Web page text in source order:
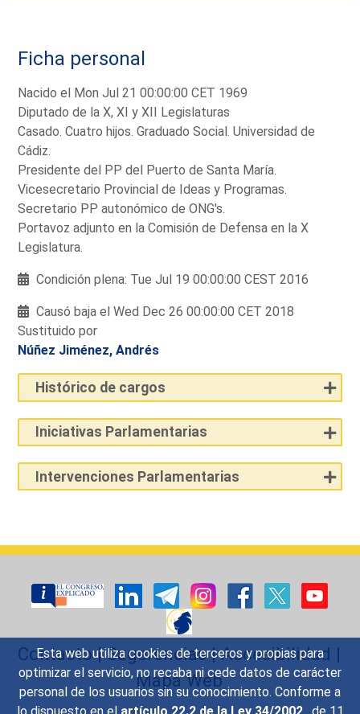
Esta web utiliza cookies de terceros y propias para
optimizar el servicio, no recaba ni cede datos de carácter
personal de los usuarios sin su conocimiento. Conforme a
Ficha personal
Nacido el Mon Jul 21 00:00:00 CET 1969
Diputado de la X, XI y XII Legislaturas
Casado. Cuatro hijos. Graduado Social. Universidad de
Cádiz.
Presidente del PP del Puerto de Santa María.
Vicesecretario Provincial de Ideas y Programas.
Secretario PP autonómico de ONG's.
Portavoz adjunto en la Comisión de Defensa en la X
Legislatura.
Condición plena: Tue Jul 19 00:00:00 CEST 2016
Causó baja el Wed Dec 26 00:00:00 CET 2018
Sustituido por
Núñez Jiménez, Andrés
Histórico de cargos
Iniciativas Parlamentarias
Intervenciones Parlamentarias
Contacto|Sugerencias|Accesibilidad |
Mapa Web